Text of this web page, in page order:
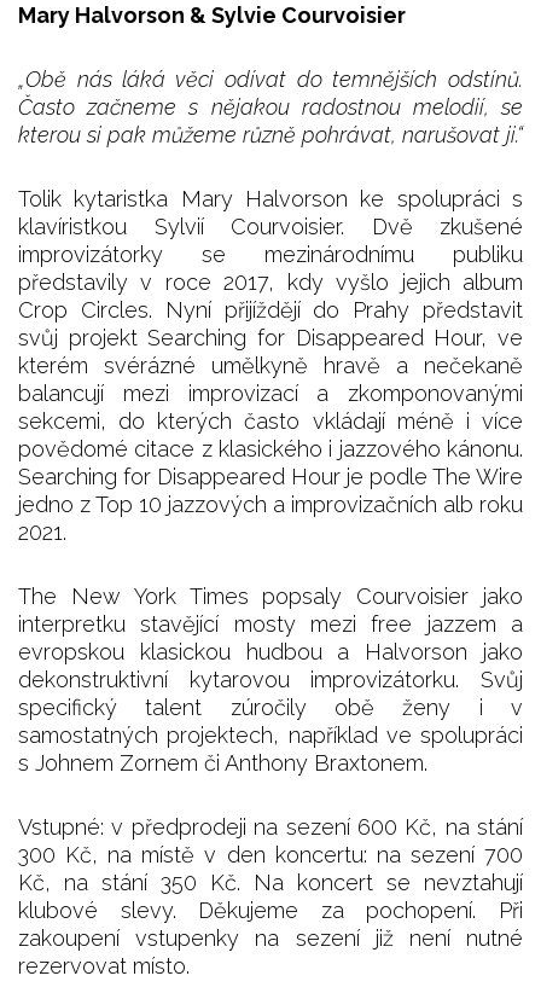
Mary Halvorson & Sylvie Courvoisier
„Obě nás láká věci odívat do temnějších odstínů.
Často začneme s nějakou radostnou melodií, se
kterou si pak můžeme různě pohrávat, narušovat ji.“
Tolik kytaristka Mary Halvorson ke spolupráci s
klavíristkou Sylvií Courvoisier. Dvě zkušené
improvizátorky se mezinárodnímu publiku
představily v roce 2017, kdy vyšlo jejich album
Crop Circles. Nyní přijíždějí do Prahy představit
svůj projekt Searching for Disappeared Hour, ve
kterém svérázné umělkyně hravě a nečekaně
balancují mezi improvizací a zkomponovanými
sekcemi, do kterých často vkládají méně i více
povědomé citace z klasického i jazzového kánonu.
Searching for Disappeared Hour je podle The Wire
jedno z Top 10 jazzových a improvizačních alb roku
2021.
The New York Times popsaly Courvoisier jako
interpretku stavějící mosty mezi free jazzem a
evropskou klasickou hudbou a Halvorson jako
dekonstruktivní kytarovou improvizátorku. Svůj
specifický talent zúročily obě ženy i v
samostatných projektech, například ve spolupráci
s Johnem Zornem či Anthony Braxtonem.
Vstupné: v předprodeji na sezení 600 Kč, na stání
300 Kč, na místě v den koncertu: na sezení 700
Kč, na stání 350 Kč. Na koncert se nevztahují
klubové slevy. Děkujeme za pochopení. Při
zakoupení vstupenky na sezení již není nutné
rezervovat místo.